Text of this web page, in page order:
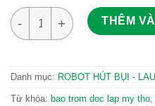
Chổi quét robot hút bụi số
THÊM
Danh mục: ROBOT HÚT BỤI -
Từ khóa: bao trom doc lap my tho,